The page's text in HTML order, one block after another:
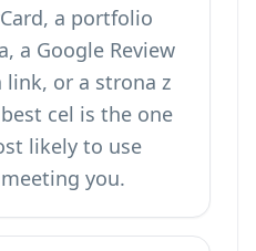
a portfolio
a Google Review
link, or a strona z
cel is the one
likely to use
you.